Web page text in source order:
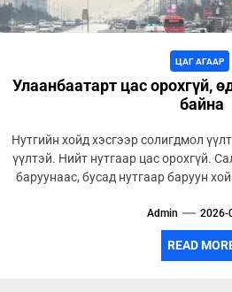
ЦАГ АГААР
Улаанбаатарт цас орохгүй,
байна
Нутгийн хойд хэсгээр солигдмол
үүлтэй. Нийт нутгаар цас орохгүй.
баруунаас, бусад нутгаар баруун
Admin 2026-
READ